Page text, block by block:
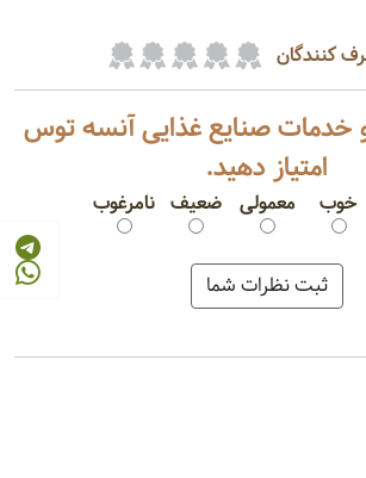
کنندگان
خدمات صنایع غذایی آنسه توس
امتیاز دهید.
نامرغوب ضعیف معمولی خوب